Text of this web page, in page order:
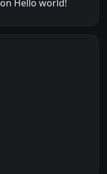
on Hello world!